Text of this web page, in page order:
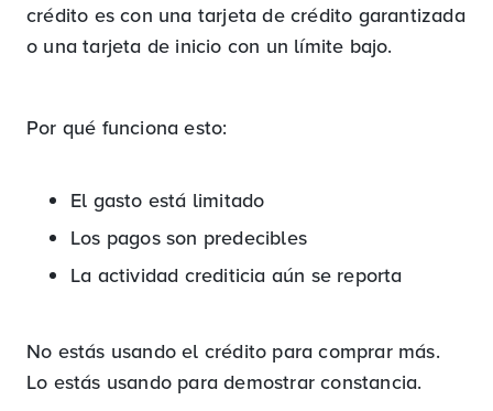
crédito es con una tarjeta de crédito garantizada
o una tarjeta de inicio con un límite bajo.
Por qué funciona esto:
El gasto está limitado
Los pagos son predecibles
La actividad crediticia aún se reporta
No estás usando el crédito para comprar más.
Lo estás usando para demostrar constancia.